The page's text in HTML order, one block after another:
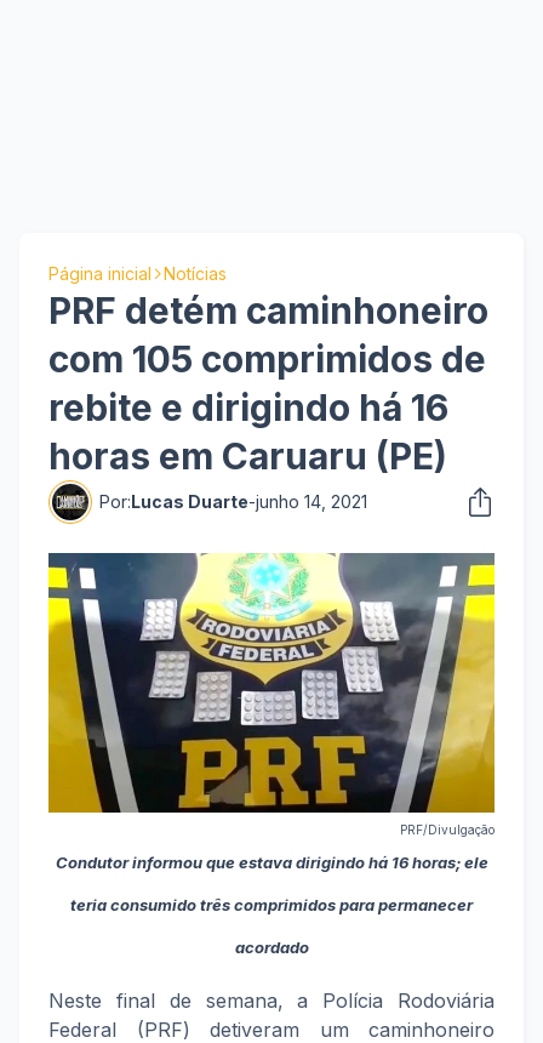
Página inicial Notícias
PRF detém caminhoneiro
com 105 comprimidos de
rebite e dirigindo há 16
horas em Caruaru (PE)
Por:Lucas Duarte-junho 14, 2021
PRF/Divulgação
Condutor informou que estava dirigindo há 16 horas; ele
teria consumido três comprimidos para permanecer
acordado
Neste final de semana, a Polícia Rodoviária
Federal (PRF) detiveram um caminhoneiro